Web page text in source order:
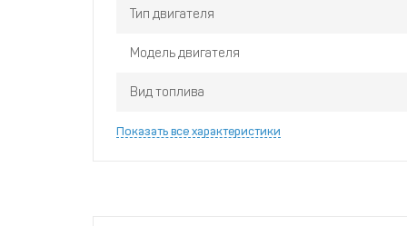
Тип двигателя
Модель двигателя
Вид топлива
Показать все характеристики